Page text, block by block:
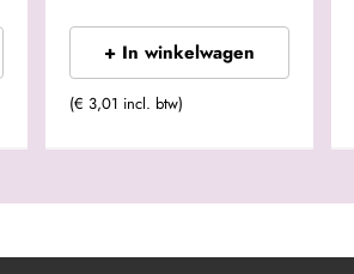
+ In winkelwagen
(€ 3,01 incl. btw)